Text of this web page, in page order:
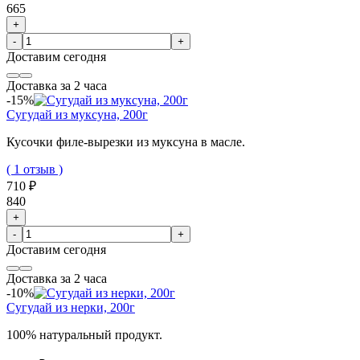
665
+
-
+
Доставим сегодня
Доставка за 2 часа
-15%
Сугудай из муксуна, 200г
Кусочки филе-вырезки из муксуна в масле.
( 1 отзыв )
710 ₽
840
+
-
+
Доставим сегодня
Доставка за 2 часа
-10%
Сугудай из нерки, 200г
100% натуральный продукт.